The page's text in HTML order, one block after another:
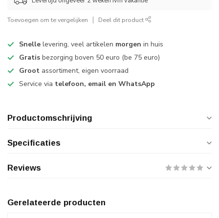
Toevoegen om te vergelijken Deel dit product
Snelle levering, veel artikelen morgen in huis
Gratis bezorging boven 50 euro (be 75 euro)
Groot assortiment, eigen voorraad
Service via telefoon, email en WhatsApp
Productomschrijving
Specificaties
Reviews
Gerelateerde producten